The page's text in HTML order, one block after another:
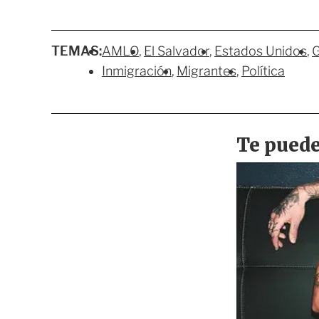
TEMAS:AMLO El Salvador Estados Unidos
Inmigración Migrantes Política